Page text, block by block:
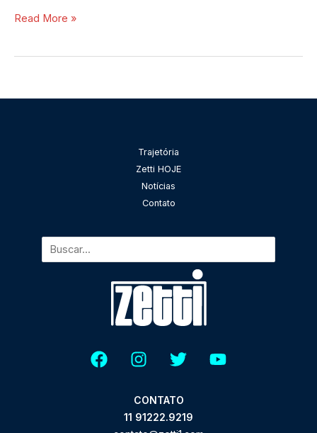
Read More »
Trajetória
Zetti HOJE
Notícias
Contato
Pesquisar
CONTATO
11 91222.9219